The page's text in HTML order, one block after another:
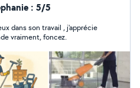
: 5/5
dans son travail , j'apprécie
beaucoup. Je vous le recommande vraiment, foncez.